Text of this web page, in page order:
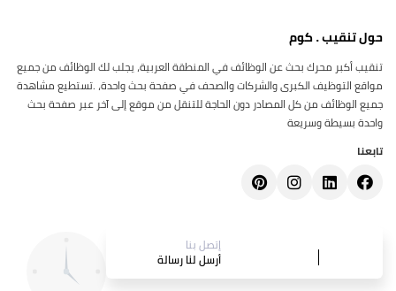
حول تنقيب . كوم
تنقيب أكبر محرك بحث عن الوظائف في المنطقة العربية، يجلب لك الوظائف من جميع
مواقع التوظيف الكبرى والشركات والصحف في صفحة بحث واحدة، .تستطيع مشاهدة
جميع الوظائف من كل المصادر دون الحاجة للتنقل من موقع إلى آخر عبر صفحة بحث
واحدة بسيطة وسريعة
تابعنا
إتصل بنا
أرسل لنا رسالة